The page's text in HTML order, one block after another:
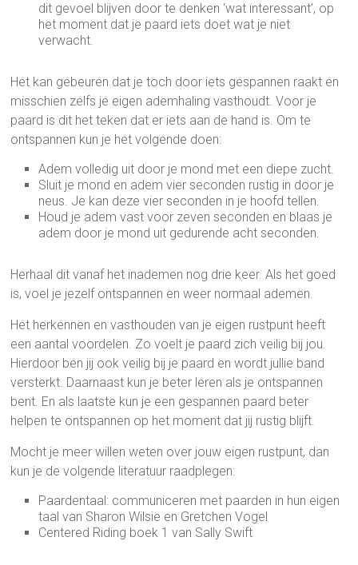
dit gevoel blijven door te denken ‘wat interessant’, op
het moment dat je paard iets doet wat je niet
verwacht.
Het kan gebeuren dat je toch door iets gespannen raakt en
misschien zelfs je eigen ademhaling vasthoudt. Voor je
paard is dit het teken dat er iets aan de hand is. Om te
ontspannen kun je het volgende doen:
Adem volledig uit door je mond met een diepe zucht.
Sluit je mond en adem vier seconden rustig in door je
neus. Je kan deze vier seconden in je hoofd tellen.
Houd je adem vast voor zeven seconden en blaas je
adem door je mond uit gedurende acht seconden.
Herhaal dit vanaf het inademen nog drie keer. Als het goed
is, voel je jezelf ontspannen en weer normaal ademen.
Het herkennen en vasthouden van je eigen rustpunt heeft
een aantal voordelen. Zo voelt je paard zich veilig bij jou.
Hierdoor ben jij ook veilig bij je paard en wordt jullie band
versterkt. Daarnaast kun je beter leren als je ontspannen
bent. En als laatste kun je een gespannen paard beter
helpen te ontspannen op het moment dat jij rustig blijft.
Mocht je meer willen weten over jouw eigen rustpunt, dan
kun je de volgende literatuur raadplegen:
Paardentaal: communiceren met paarden in hun eigen
taal van Sharon Wilsie en Gretchen Vogel
Centered Riding boek 1 van Sally Swift